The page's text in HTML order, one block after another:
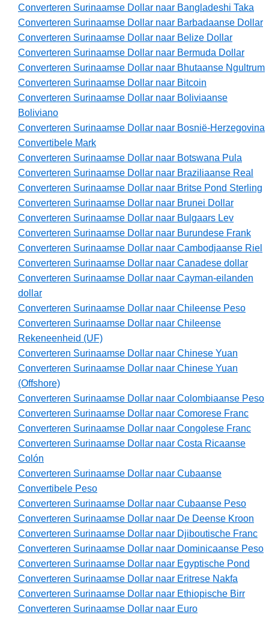
Converteren Surinaamse Dollar naar Bangladeshi Taka
Converteren Surinaamse Dollar naar Barbadaanse Dollar
Converteren Surinaamse Dollar naar Belize Dollar
Converteren Surinaamse Dollar naar Bermuda Dollar
Converteren Surinaamse Dollar naar Bhutaanse Ngultrum
Converteren Surinaamse Dollar naar Bitcoin
Converteren Surinaamse Dollar naar Boliviaanse
Boliviano
Converteren Surinaamse Dollar naar Bosnië-Herzegovina
Convertibele Mark
Converteren Surinaamse Dollar naar Botswana Pula
Converteren Surinaamse Dollar naar Braziliaanse Real
Converteren Surinaamse Dollar naar Britse Pond Sterling
Converteren Surinaamse Dollar naar Brunei Dollar
Converteren Surinaamse Dollar naar Bulgaars Lev
Converteren Surinaamse Dollar naar Burundese Frank
Converteren Surinaamse Dollar naar Cambodjaanse Riel
Converteren Surinaamse Dollar naar Canadese dollar
Converteren Surinaamse Dollar naar Cayman-eilanden
dollar
Converteren Surinaamse Dollar naar Chileense Peso
Converteren Surinaamse Dollar naar Chileense
Rekeneenheid (UF)
Converteren Surinaamse Dollar naar Chinese Yuan
Converteren Surinaamse Dollar naar Chinese Yuan
(Offshore)
Converteren Surinaamse Dollar naar Colombiaanse Peso
Converteren Surinaamse Dollar naar Comorese Franc
Converteren Surinaamse Dollar naar Congolese Franc
Converteren Surinaamse Dollar naar Costa Ricaanse
Colón
Converteren Surinaamse Dollar naar Cubaanse
Convertibele Peso
Converteren Surinaamse Dollar naar Cubaanse Peso
Converteren Surinaamse Dollar naar De Deense Kroon
Converteren Surinaamse Dollar naar Djiboutische Franc
Converteren Surinaamse Dollar naar Dominicaanse Peso
Converteren Surinaamse Dollar naar Egyptische Pond
Converteren Surinaamse Dollar naar Eritrese Nakfa
Converteren Surinaamse Dollar naar Ethiopische Birr
Converteren Surinaamse Dollar naar Euro